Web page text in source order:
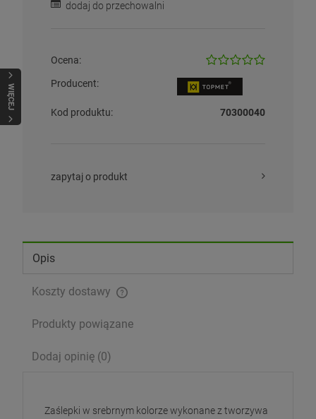
WIĘCEJ
dodaj do przechowalni
Ocena:
Producent:
Kod produktu: 70300040
zapytaj o produkt
Opis
Koszty dostawy
Produkty powiązane
Dodaj opinię (0)
Zaślepki w srebrnym kolorze wykonane z tworzywa